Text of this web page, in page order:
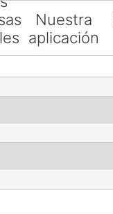
Nuestra
aplicación